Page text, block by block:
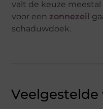
valt de keuze meestal
voor een zonnezeil
schaduwdoek.
Veelgestelde